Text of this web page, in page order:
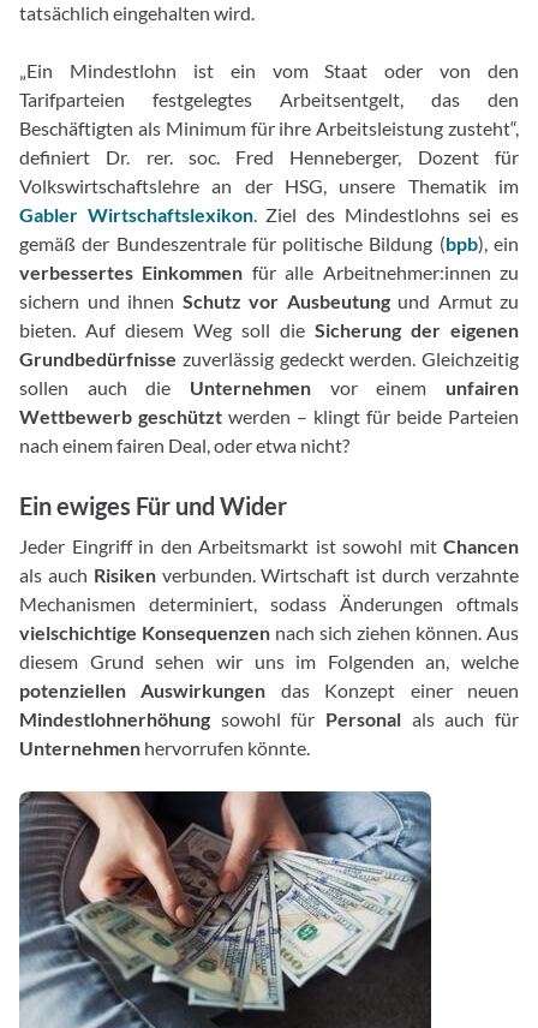
tatsächlich eingehalten wird.
„Ein Mindestlohn ist ein vom Staat oder von den
Tarifparteien festgelegtes Arbeitsentgelt, das den
Beschäftigten als Minimum für ihre Arbeitsleistung zusteht“,
definiert Dr. rer. soc. Fred Henneberger, Dozent für
Volkswirtschaftslehre an der HSG, unsere Thematik im
Gabler Wirtschaftslexikon. Ziel des Mindestlohns sei es
gemäß der Bundeszentrale für politische Bildung (bpb), ein
verbessertes Einkommen für alle Arbeitnehmer:innen zu
sichern und ihnen Schutz vor Ausbeutungund Armut zu
bieten. Auf diesem Weg soll die Sicherung der eigenen
Grundbedürfnisse zuverlässig gedeckt werden. Gleichzeitig
sollen auch die Unternehmen vor einem unfairen
Wettbewerb geschützt werden – klingt für beide Parteien
nach einem fairen Deal, oder etwa nicht?
Ein ewiges Für und Wider
Jeder Eingriff in den Arbeitsmarkt ist sowohl mit Chancen
als auch Risikenverbunden. Wirtschaft ist durch verzahnte
Mechanismen determiniert, sodass Änderungen oftmals
vielschichtige Konsequenzen nach sich ziehen können. Aus
diesem Grund sehen wir uns im Folgenden an, welche
potenziellen Auswirkungen das Konzept einer neuen
Mindestlohnerhöhung sowohl für Personal als auch für
Unternehmen hervorrufen könnte.